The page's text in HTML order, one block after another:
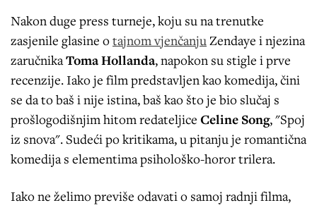
Nakon duge press turneje, koju su na trenutke
zasjenile glasine otajnom vjenčanjuZendaye i njezina
zaručnikaToma Hollanda, napokon su stigle i prve
recenzije. Iako je film predstavljen kao komedija, čini
se da to baš i nije istina, baš kao što je bio slučaj s
prošlogodišnjim hitom redateljice Celine Song, "Spoj
iz snova". Sudeći po kritikama, u pitanju je romantična
komedija s elementima psihološko-horor trilera.
Iako ne želimo previše odavati o samoj radnji filma,